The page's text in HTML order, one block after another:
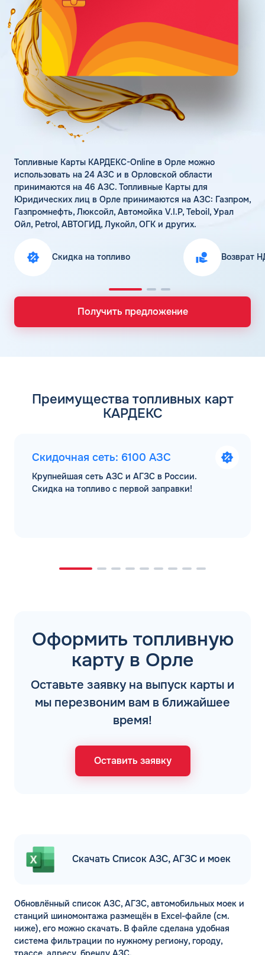
Статьи
Цена бензина и ДТ
Личный кабинет
Карта АЗС
Получить консультацию
Топливные Карты КАРДЕКС-Online в Орле можно
использовать на 24 АЗС и в Орловской области
принимаются на 46 АЗС. Топливные Карты для
Юридических лиц в Орле принимаются на АЗС: Газпром,
Газпромнефть, Люксойл, Автомойка V.I.P, Teboil, Урал
Ойл, Petrol, АВТОГИД, Лукойл, ОГК и других.
Скидка на топливо Возврат
Получить предложение
Преимущества топливных карт
КАРДЕКС
Скидочная сеть: 6100 АЗС
Крупнейшая сеть АЗС и АГЗС в России.
Скидка на топливо с первой заправки!
Оформить топливную
карту в Орле
Оставьте заявку на выпуск карты и
мы перезвоним вам в ближайшее
время!
Оставить заявку
Скачать Список АЗС, АГЗС и моек
Обновлённый список АЗС, АГЗС, автомобильных моек и
станций шиномонтажа размещён в Excel-файле (см.
ниже), его можно скачать. В файле сделана удобная
система фильтрации по нужному региону, городу,